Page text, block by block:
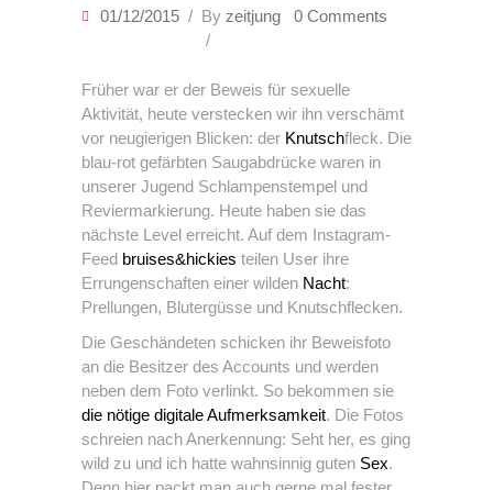
01/12/2015 By zeitjung 0 Comments
Früher war er der Beweis für sexuelle
Aktivität, heute verstecken wir ihn verschämt
vor neugierigen Blicken: der Knutschfleck. Die
blau-rot gefärbten Saugabdrücke waren in
unserer Jugend Schlampenstempel und
Reviermarkierung. Heute haben sie das
nächste Level erreicht. Auf dem Instagram-
Feed bruises&hickies teilen User ihre
Errungenschaften einer wilden Nacht:
Prellungen, Blutergüsse und Knutschflecken.
Die Geschändeten schicken ihr Beweisfoto
an die Besitzer des Accounts und werden
neben dem Foto verlinkt. So bekommen sie
die nötige digitale Aufmerksamkeit. Die Fotos
schreien nach Anerkennung: Seht her, es ging
wild zu und ich hatte wahnsinnig guten Sex.